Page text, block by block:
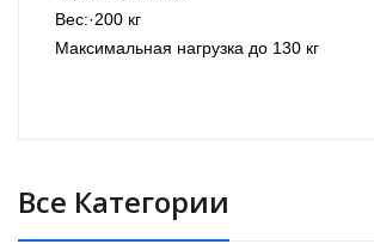
Вес:·200 кг
Максимальная нагрузка до 130 кг
Все Категории